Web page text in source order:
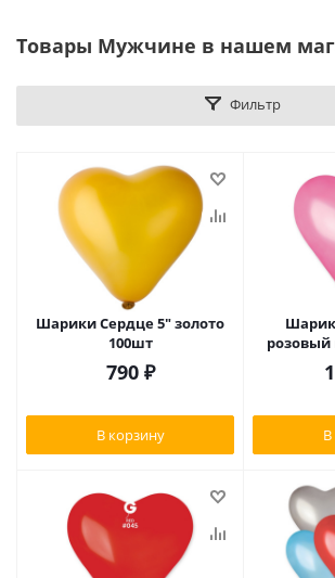
Товары Мужчине в нашем
Фильтр
Шарики Сердце 5" золото
100шт
790₽
В корзину
розовый